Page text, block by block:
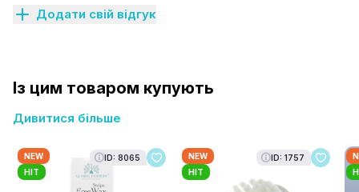
Додати свій відгук
Із цим товаром купують
Дивитися більше
NEW
HIT
ID: 8065
NEW
HIT
ID: 1757